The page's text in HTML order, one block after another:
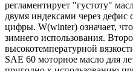
регламентирует "густоту"
двумя индексами через дефис
цифры. W(winter) означает,
зимнего использования.
высокотемпературной
SAE 60 моторное масло для